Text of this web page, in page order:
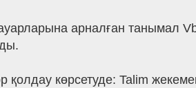
арналған танымал
көрсетуде: Talim